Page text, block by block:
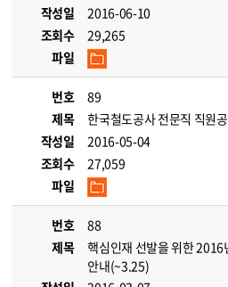
작성일
2016-06-10
조회수
29,265
파일
번호
89
제목
한국철도공사 전문직 직원
작성일
2016-05-04
조회수
27,059
파일
번호
88
제목
핵심인재 선발을 위한
안내(~3.25)